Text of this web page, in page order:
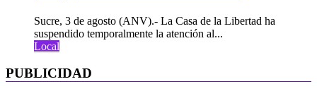
Sucre, 3 de agosto (ANV).- La Casa de la Libertad ha
suspendido temporalmente la atención al...
Local
PUBLICIDAD